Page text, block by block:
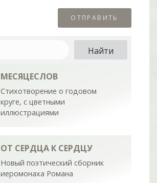
МЕСЯЦЕСЛОВ
Стихотворение о годовом
круге, с цветными
иллюстрациями
ОТ СЕРДЦА К СЕРДЦУ
Новый поэтический сборник
иеромонаха Романа